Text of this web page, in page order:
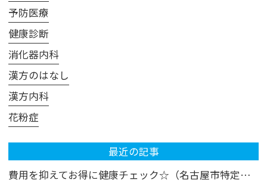
予防医療
健康診断
消化器内科
漢方のはなし
漢方内科
花粉症
最近の記事
費用を抑えてお得に健康チェック☆（名古屋市特定健診・がん検診の活用法）